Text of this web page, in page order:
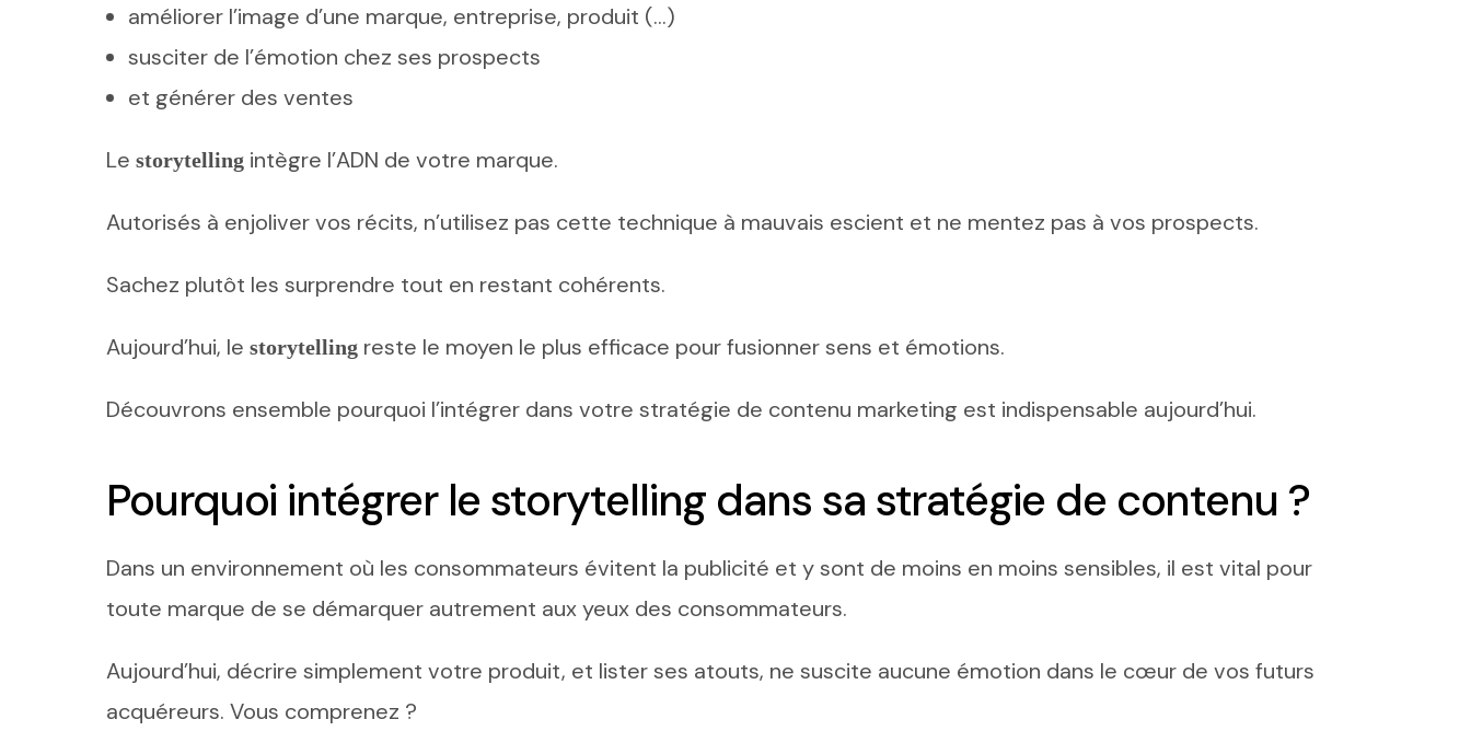
améliorer l’image d’une marque, entreprise, produit (…)
susciter de l’émotion chez ses prospects
et générer des ventes
Le storytelling intègre l’ADN de votre marque.
Autorisés à enjoliver vos récits, n’utilisez pas cette technique à mauvais escient et ne mentez pas à vos prospects.
Sachez plutôt les surprendre tout en restant cohérents.
Aujourd’hui, le storytelling reste le moyen le plus efficace pour fusionner sens et émotions.
Découvrons ensemble pourquoi l’intégrer dans votre stratégie de contenu marketing est indispensable aujourd’hui.
Pourquoi intégrer le storytelling dans sa stratégie de contenu ?
Dans un environnement où les consommateurs évitent la publicité et y sont de moins en moins sensibles, il est vital pour
toute marque de se démarquer autrement aux yeux des consommateurs.
Aujourd’hui, décrire simplement votre produit, et lister ses atouts, ne suscite aucune émotion dans le cœur de vos futurs
acquéreurs. Vous comprenez ?